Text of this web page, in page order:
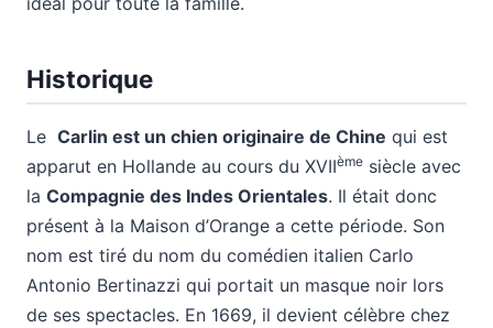
Historique
Le Carlin est un chien originaire de Chine qui est
apparut en Hollande au cours du XVIIème siècle avec
la Compagnie des Indes Orientales. Il était donc
présent à la Maison d’Orange a cette période. Son
nom est tiré du nom du comédien italien Carlo
Antonio Bertinazzi qui portait un masque noir lors
de ses spectacles. En 1669, il devient célèbre chez